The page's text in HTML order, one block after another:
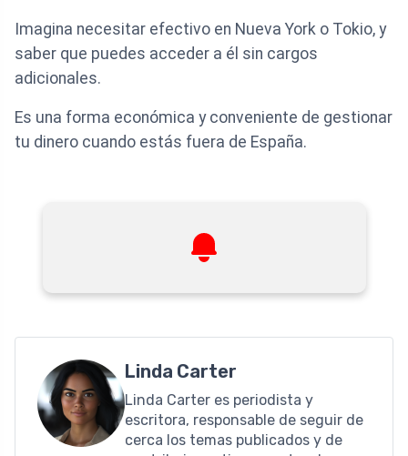
Imagina necesitar efectivo en Nueva York o Tokio, y
saber que puedes acceder a él sin cargos
adicionales.
Es una forma económica y conveniente de gestionar
tu dinero cuando estás fuera de España.
Linda Carter
Linda Carter es periodista y
escritora, responsable de seguir de
cerca los temas publicados y de